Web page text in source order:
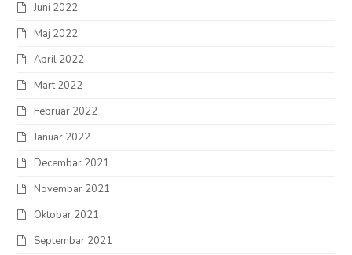
Juni 2022
Maj 2022
April 2022
Mart 2022
Februar 2022
Januar 2022
Decembar 2021
Novembar 2021
Oktobar 2021
Septembar 2021